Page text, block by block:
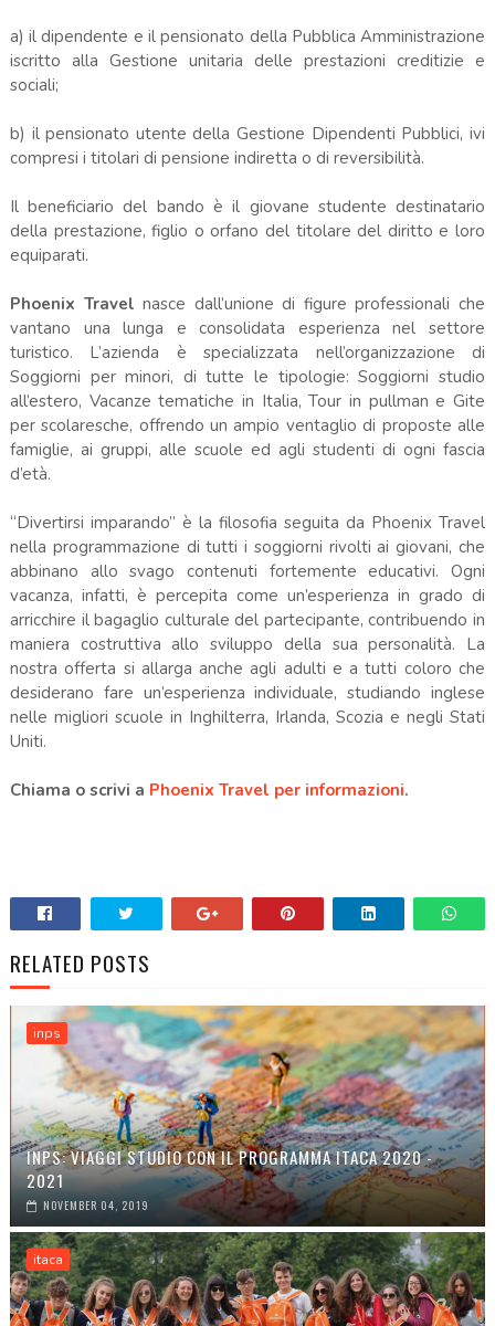
a) il dipendente e il pensionato della Pubblica Amministrazione
iscritto alla Gestione unitaria delle prestazioni creditizie e
sociali;
b) il pensionato utente della Gestione Dipendenti Pubblici, ivi
compresi i titolari di pensione indiretta o di reversibilità.
Il beneficiario del bando è il giovane studente destinatario
della prestazione, figlio o orfano del titolare del diritto e loro
equiparati.
Phoenix Travel nasce dall’unione di figure professionali che
vantano una lunga e consolidata esperienza nel settore
turistico. L’azienda è specializzata nell’organizzazione di
Soggiorni per minori, di tutte le tipologie: Soggiorni studio
all’estero, Vacanze tematiche in Italia, Tour in pullman e Gite
per scolaresche, offrendo un ampio ventaglio di proposte alle
famiglie, ai gruppi, alle scuole ed agli studenti di ogni fascia
d’età.
“Divertirsi imparando” è la filosofia seguita da Phoenix Travel
nella programmazione di tutti i soggiorni rivolti ai giovani, che
abbinano allo svago contenuti fortemente educativi. Ogni
vacanza, infatti, è percepita come un’esperienza in grado di
arricchire il bagaglio culturale del partecipante, contribuendo in
maniera costruttiva allo sviluppo della sua personalità. La
nostra offerta si allarga anche agli adulti e a tutti coloro che
desiderano fare un’esperienza individuale, studiando inglese
nelle migliori scuole in Inghilterra, Irlanda, Scozia e negli Stati
Uniti.
Chiama o scrivi a Phoenix Travel per informazioni.
RELATED POSTS
inps
INPS: VIAGGI STUDIO CON IL PROGRAMMA ITACA 2020 -
2021
NOVEMBER 04, 2019
itaca